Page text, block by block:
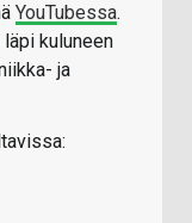
YouTubessa.
kuluneen
ja